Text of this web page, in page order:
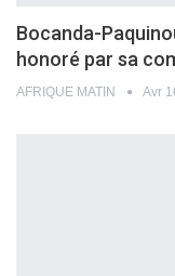
Bocanda-
honoré par sa
AFRIQUE MATIN Avr